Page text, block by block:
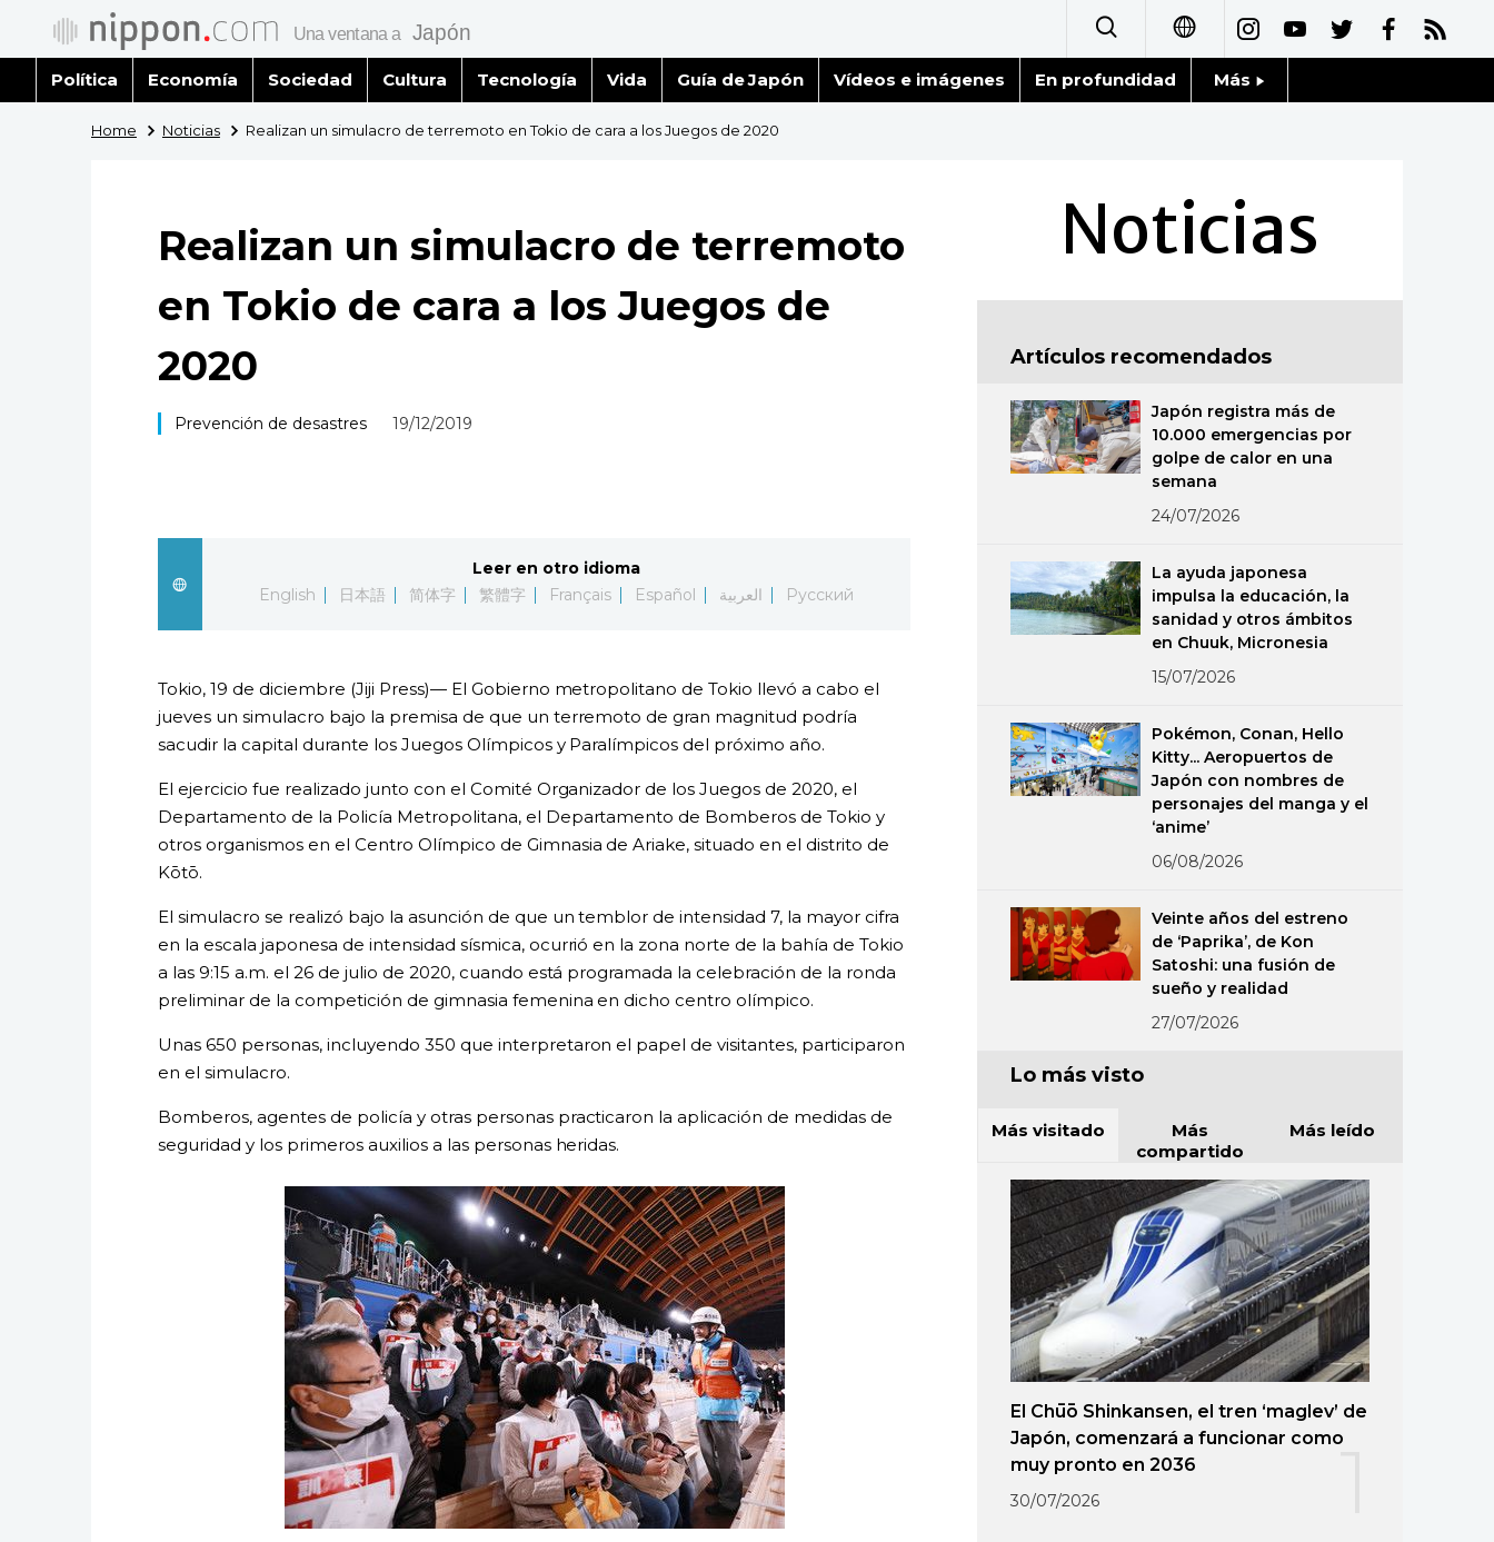
日本語
简体字
繁體字
العربية
Русский
Política Economía Sociedad Cultura Tecnología Vida Guía de Japón Vídeos e imágenes En profundidad Más
Fragmentos de Japón
Gente
Blog
Tokio
Avisos
Home Noticias Realizan un simulacro de terremoto en Tokio de cara a los Juegos de 2020
Realizan un simulacro de terremoto
en Tokio de cara a los Juegos de
2020
Prevención de desastres 19/12/2019
Leer en otro idioma
English
日本語 简体字 繁體字 Français Español العربية Русский
Tokio, 19 de diciembre (Jiji Press)— El Gobierno metropolitano de Tokio llevó a cabo el
jueves un simulacro bajo la premisa de que un terremoto de gran magnitud podría
sacudir la capital durante los Juegos Olímpicos y Paralímpicos del próximo año.
El ejercicio fue realizado junto con el Comité Organizador de los Juegos de 2020, el
Departamento de la Policía Metropolitana, el Departamento de Bomberos de Tokio y
otros organismos en el Centro Olímpico de Gimnasia de Ariake, situado en el distrito de
Kōtō.
El simulacro se realizó bajo la asunción de que un temblor de intensidad 7, la mayor cifra
en la escala japonesa de intensidad sísmica, ocurrió en la zona norte de la bahía de Tokio
a las 9:15 a.m. el 26 de julio de 2020, cuando está programada la celebración de la ronda
preliminar de la competición de gimnasia femenina en dicho centro olímpico.
Unas 650 personas, incluyendo 350 que interpretaron el papel de visitantes, participaron
en el simulacro.
Bomberos, agentes de policía y otras personas practicaron la aplicación de medidas de
seguridad y los primeros auxilios a las personas heridas.
Noticias
Artículos recomendados
Japón registra más de
10.000 emergencias por
golpe de calor en una
semana
24/07/2026
La ayuda japonesa
impulsa la educación, la
sanidad y otros ámbitos
en Chuuk, Micronesia
15/07/2026
Pokémon, Conan, Hello
Kitty... Aeropuertos de
Japón con nombres de
personajes del manga y el
‘anime’
06/08/2026
Veinte años del estreno
de ‘Paprika’, de Kon
Satoshi: una fusión de
sueño y realidad
27/07/2026
Lo más visto
Más visitado
Más
compartido
Más leído
El Chūō Shinkansen, el tren ‘maglev’ de
Japón, comenzará a funcionar como
muy pronto en 2036
30/07/2026